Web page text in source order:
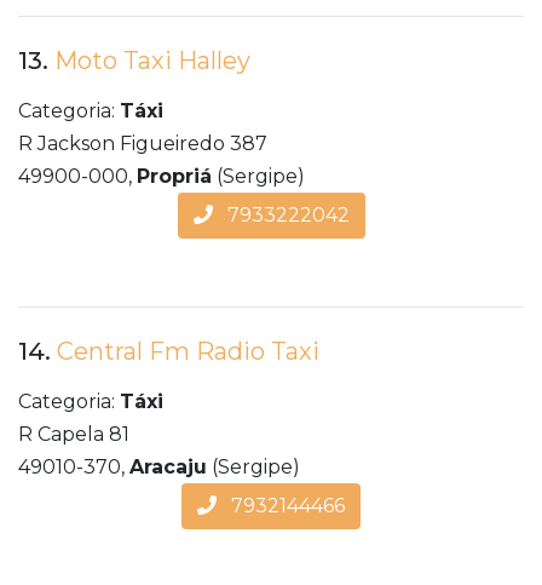
13. Moto Taxi Halley
Categoria: Táxi
R Jackson Figueiredo 387
49900-000, Propriá (Sergipe)
7933222042
14. Central Fm Radio Taxi
Categoria: Táxi
R Capela 81
49010-370, Aracaju (Sergipe)
7932144466